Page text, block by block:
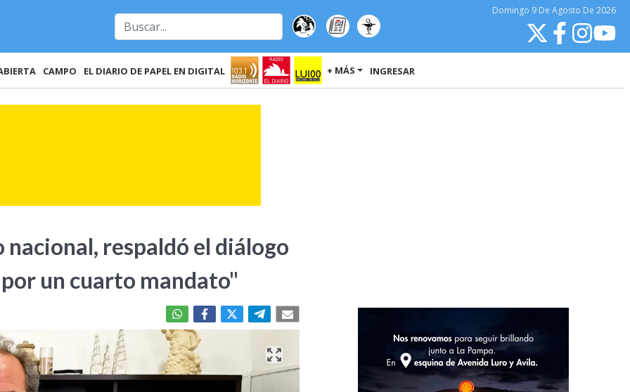
Domingo 9 De Agosto De 2026
CAMPO EL DIARIO DE PAPEL EN DIGITAL + MÁS INGRESAR
respaldó el diálogo
un cuarto mandato"